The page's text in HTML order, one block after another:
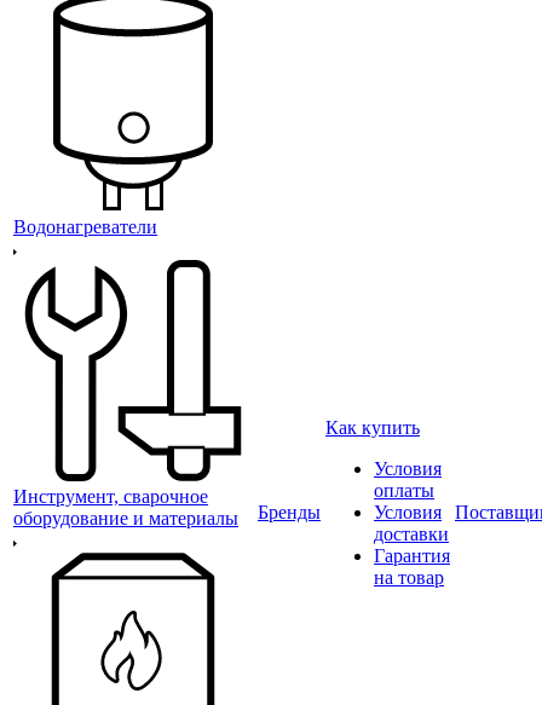
Водонагреватели
Инструмент, сварочное
оборудование и материалы
Бренды
Как купить
Условия
оплаты
Условия
доставки
Гарантия
на товар